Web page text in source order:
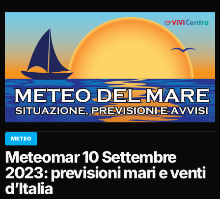
METEO
Meteomar 10 Settembre
2023: previsioni mari e venti
d’Italia